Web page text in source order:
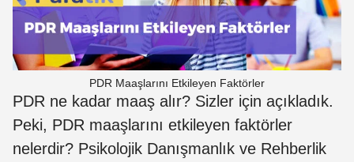
PDR Maaşlarını Etkileyen Faktörler
PDR ne kadar maaş alır? Sizler için açıkladık.
Peki, PDR maaşlarını etkileyen faktörler
nelerdir? Psikolojik Danışmanlık ve Rehberlik